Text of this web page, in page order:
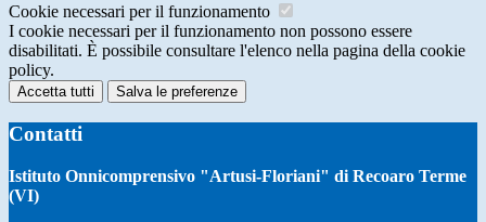
Cookie necessari per il funzionamento
I cookie necessari per il funzionamento non possono essere
disabilitati. È possibile consultare l'elenco nella pagina della cookie
policy.
Accetta tutti Salva le preferenze
Contatti
Istituto Onnicomprensivo "Artusi-Floriani" di Recoaro Terme
(VI)